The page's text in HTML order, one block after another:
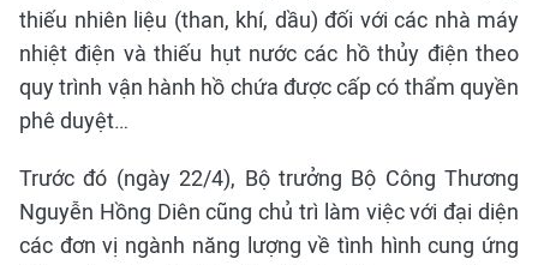
thiếu nhiên liệu (than, khí, dầu) đối với các nhà máy
nhiệt điện và thiếu hụt nước các hồ thủy điện theo
quy trình vận hành hồ chứa được cấp có thẩm quyền
phê duyệt…
Trước đó (ngày 22/4), Bộ trưởng Bộ Công Thương
Nguyễn Hồng Diên cũng chủ trì làm việc với đại diện
các đơn vị ngành năng lượng về tình hình cung ứng